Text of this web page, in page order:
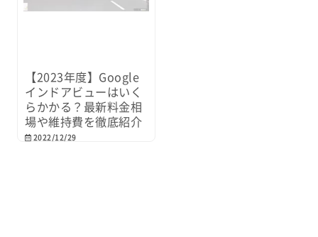
【2023年度】Google
インドアビューはいく
らかかる？最新料金相
場や維持費を徹底紹介
2022/12/29